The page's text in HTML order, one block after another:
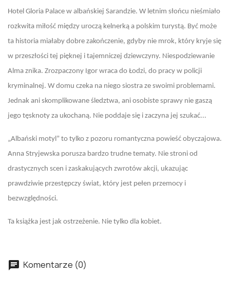
Hotel Gloria Palace w albańskiej Sarandzie. W letnim słońcu nieśmiało
rozkwita miłość między uroczą kelnerką a polskim turystą. Być może
ta historia miałaby dobre zakończenie, gdyby nie mrok, który kryje się
w przeszłości tej pięknej i tajemniczej dziewczyny. Niespodziewanie
Alma znika. Zrozpaczony Igor wraca do Łodzi, do pracy w policji
kryminalnej. W domu czeka na niego siostra ze swoimi problemami.
Jednak ani skomplikowane śledztwa, ani osobiste sprawy nie gaszą
jego tęsknoty za ukochaną. Nie poddaje się i zaczyna jej szukać...
„Albański motyl” to tylko z pozoru romantyczna powieść obyczajowa.
Anna Stryjewska porusza bardzo trudne tematy. Nie stroni od
drastycznych scen i zaskakujących zwrotów akcji, ukazując
prawdziwie przestępczy świat, który jest pełen przemocy i
bezwzględności.
Ta książka jest jak ostrzeżenie. Nie tylko dla kobiet.
Komentarze (0)